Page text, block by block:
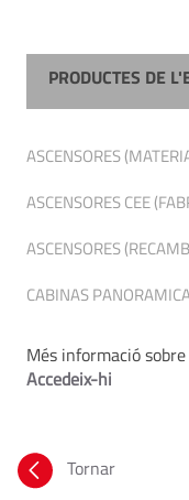
PRODUCTES DE
ASCENSORES
ASCENSORES CEE
ASCENSORES
CABINAS
Més informació
Accedeix-hi
Tornar